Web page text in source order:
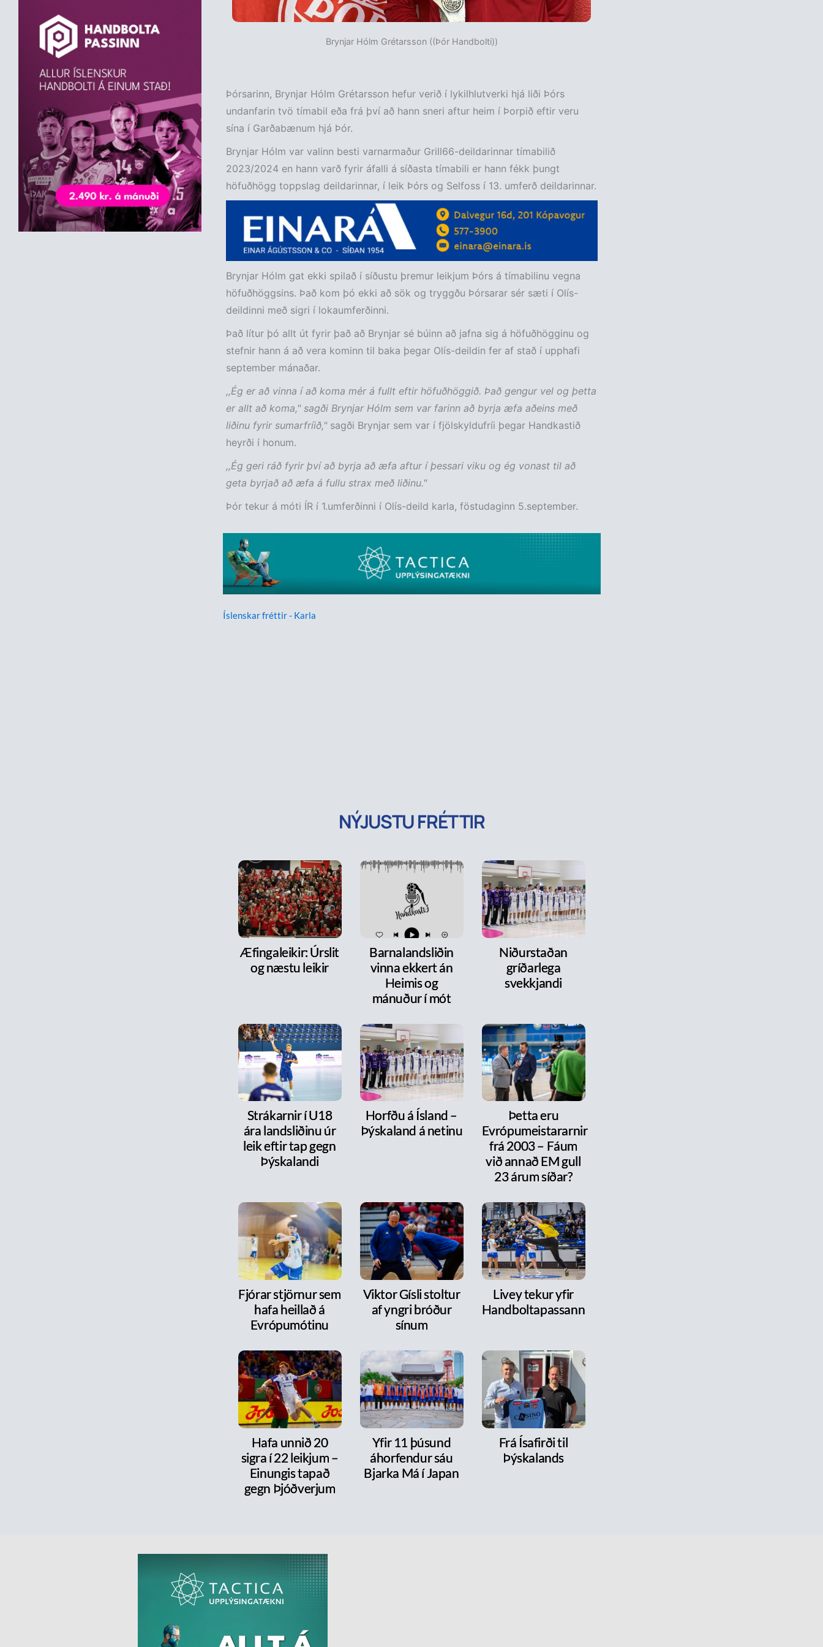
Brynjar Hólm Grétarsson ((Þór Handbolti))
Þórsarinn, Brynjar Hólm Grétarsson hefur verið í lykilhlutverki hjá liði Þórs
undanfarin tvö tímabil eða frá því að hann sneri aftur heim í Þorpið eftir veru
sína í Garðabænum hjá Þór.
Brynjar Hólm var valinn besti varnarmaður Grill66-deildarinnar tímabilið
2023/2024 en hann varð fyrir áfalli á síðasta tímabili er hann fékk þungt
höfuðhögg toppslag deildarinnar, í leik Þórs og Selfoss í 13. umferð deildarinnar.
Brynjar Hólm gat ekki spilað í síðustu þremur leikjum Þórs á tímabilinu vegna
höfuðhöggsins. Það kom þó ekki að sök og tryggðu Þórsarar sér sæti í Olís-
deildinni með sigri í lokaumferðinni.
Það lítur þó allt út fyrir það að Brynjar sé búinn að jafna sig á höfuðhögginu og
stefnir hann á að vera kominn til baka þegar Olís-deildin fer af stað í upphafi
september mánaðar.
,,Ég er að vinna í að koma mér á fullt eftir höfuðhöggið. Það gengur vel og þetta
er allt að koma," sagði Brynjar Hólm sem var farinn að byrja æfa aðeins með
liðinu fyrir sumarfríið," sagði Brynjar sem var í fjölskyldufríi þegar Handkastið
heyrði í honum.
,,Ég geri ráð fyrir því að byrja að æfa aftur í þessari viku og ég vonast til að
geta byrjað að æfa á fullu strax með liðinu."
Þór tekur á móti ÍR í 1.umferðinni í Olís-deild karla, föstudaginn 5.september.
Íslenskar fréttir - Karla
NÝJUSTU FRÉTTIR
Æfingaleikir: Úrslit
og næstu leikir
Barnalandsliðin
vinna ekkert án
Heimis og
mánuður í mót
Niðurstaðan
gríðarlega
svekkjandi
Strákarnir í U18
ára landsliðinu úr
leik eftir tap gegn
Þýskalandi
Horfðu á Ísland –
Þýskaland á netinu
Þetta eru
Evrópumeistararnir
frá 2003 – Fáum
við annað EM gull
23 árum síðar?
Fjórar stjörnur sem
hafa heillað á
Evrópumótinu
Viktor Gísli stoltur
af yngri bróður
sínum
Livey tekur yfir
Handboltapassann
Hafa unnið 20
sigra í 22 leikjum –
Einungis tapað
gegn Þjóðverjum
Yfir 11 þúsund
áhorfendur sáu
Bjarka Má í Japan
Frá Ísafirði til
Þýskalands